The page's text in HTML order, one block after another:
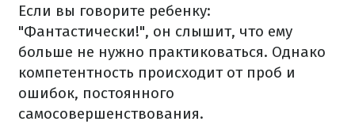
Если вы говорите ребенку:
"Фантастически!", он слышит, что ему
больше не нужно практиковаться. Однако
компетентность происходит от проб и
ошибок, постоянного
самосовершенствования.